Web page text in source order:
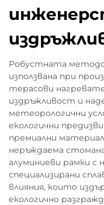
Робустната
използвана при
терасови
издръжливост и
метеорологични
екологични
премиални
неръждаема
алуминиеви рамки с
специализирани
влияния, които
екологично